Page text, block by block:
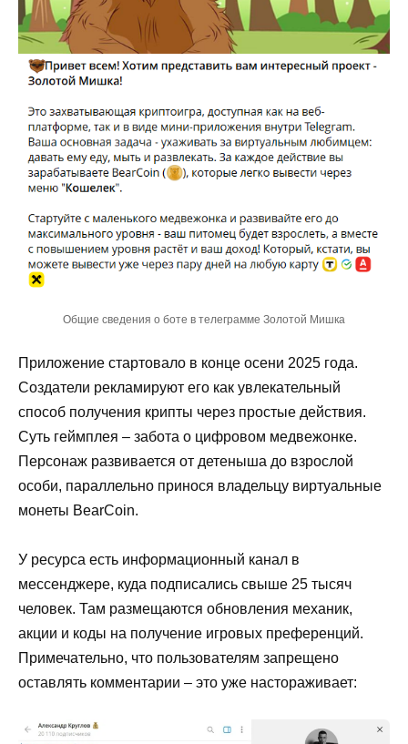
Общие сведения о боте в телеграмме Золотой Мишка
Приложение стартовало в конце осени 2025 года.
Создатели рекламируют его как увлекательный
способ получения крипты через простые действия.
Суть геймплея – забота о цифровом медвежонке.
Персонаж развивается от детеныша до взрослой
особи, параллельно принося владельцу виртуальные
монеты BearCoin.
У ресурса есть информационный канал в
мессенджере, куда подписались свыше 25 тысяч
человек. Там размещаются обновления механик,
акции и коды на получение игровых преференций.
Примечательно, что пользователям запрещено
оставлять комментарии – это уже настораживает: